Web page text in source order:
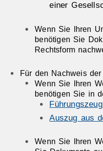
einer
Wenn Sie Ihren
benötigen Sie
Rechtsform
Für den Nachweis
Wenn Sie Ihren
benötigen Sie in
Auszug aus
Wenn Sie Ihren